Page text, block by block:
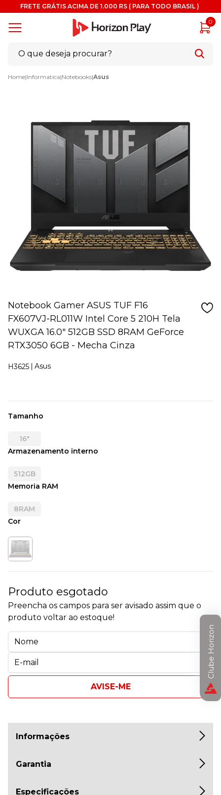
FRETE GRÁTIS ACIMA DE 1.000 RS ( PARA TODO BRASIL )
0
Home|Informatica|Notebooks|Asus
Notebook Gamer ASUS TUF F16
FX607VJ-RL011W Intel Core 5 210H Tela
WUXGA 16.0" 512GB SSD 8RAM GeForce
RTX3050 6GB - Mecha Cinza
H3625 Asus
Tamanho
16"
Armazenamento interno
512GB
Memoria RAM
8RAM
Cor
Produto esgotado
Preencha os campos para ser avisado assim que o
produto voltar ao estoque!
AVISE-ME
Informações
Garantia
Especificações
Clube Horizon